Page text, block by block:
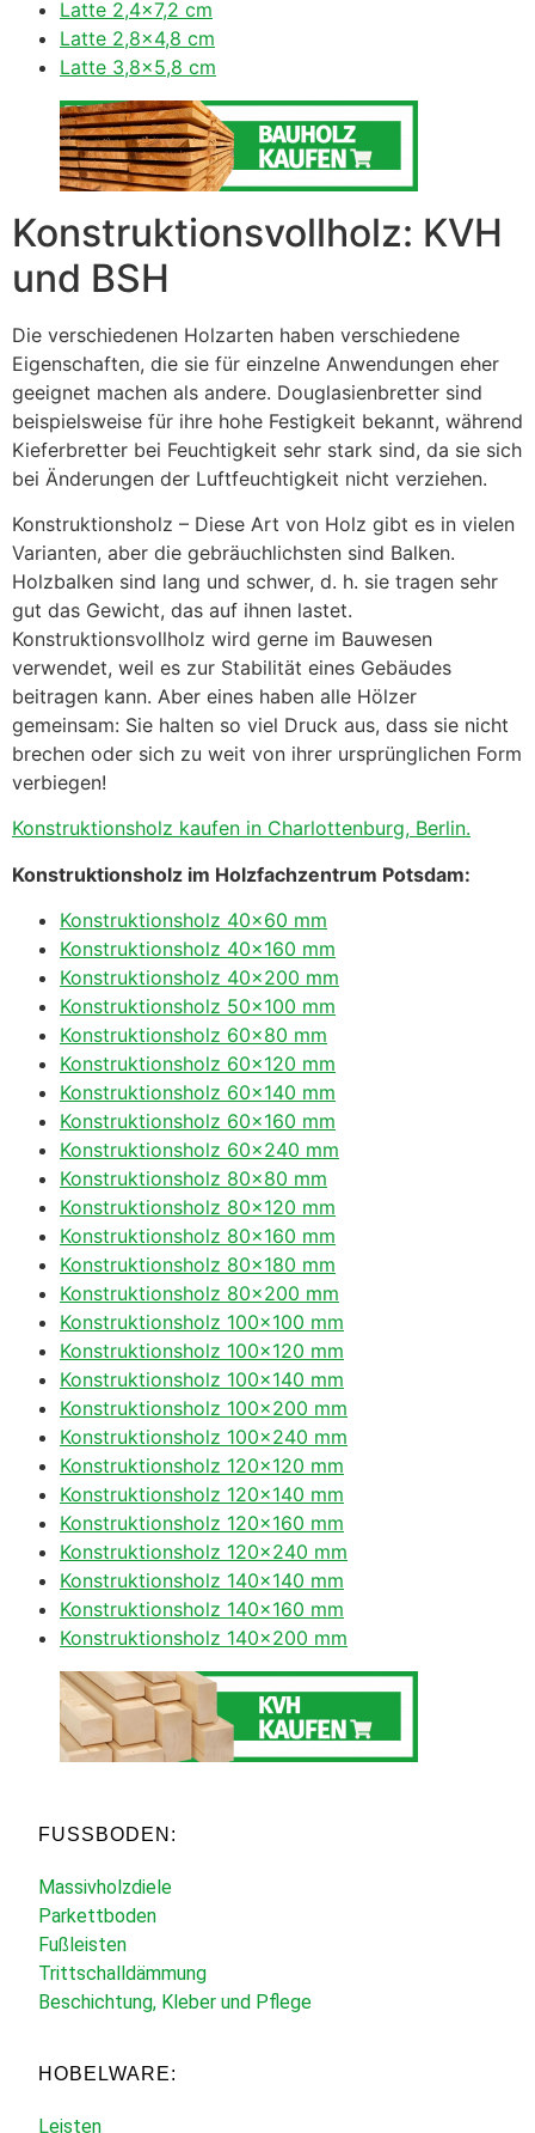
Latte 2,4×7,2 cm
Latte 2,8×4,8 cm
Latte 3,8×5,8 cm
Konstruktionsvollholz: KVH
und BSH
Die verschiedenen Holzarten haben verschiedene
Eigenschaften, die sie für einzelne Anwendungen eher
geeignet machen als andere. Douglasienbretter sind
beispielsweise für ihre hohe Festigkeit bekannt, während
Kieferbretter bei Feuchtigkeit sehr stark sind, da sie sich
bei Änderungen der Luftfeuchtigkeit nicht verziehen.
Konstruktionsholz – Diese Art von Holz gibt es in vielen
Varianten, aber die gebräuchlichsten sind Balken.
Holzbalken sind lang und schwer, d. h. sie tragen sehr
gut das Gewicht, das auf ihnen lastet.
Konstruktionsvollholz wird gerne im Bauwesen
verwendet, weil es zur Stabilität eines Gebäudes
beitragen kann. Aber eines haben alle Hölzer
gemeinsam: Sie halten so viel Druck aus, dass sie nicht
brechen oder sich zu weit von ihrer ursprünglichen Form
verbiegen!
Konstruktionsholz kaufen in Charlottenburg, Berlin.
Konstruktionsholz im Holzfachzentrum Potsdam:
Konstruktionsholz 40×60 mm
Konstruktionsholz 40×160 mm
Konstruktionsholz 40×200 mm
Konstruktionsholz 50×100 mm
Konstruktionsholz 60×80 mm
Konstruktionsholz 60×120 mm
Konstruktionsholz 60×140 mm
Konstruktionsholz 60×160 mm
Konstruktionsholz 60×240 mm
Konstruktionsholz 80×80 mm
Konstruktionsholz 80×120 mm
Konstruktionsholz 80×160 mm
Konstruktionsholz 80×180 mm
Konstruktionsholz 80×200 mm
Konstruktionsholz 100×100 mm
Konstruktionsholz 100×120 mm
Konstruktionsholz 100×140 mm
Konstruktionsholz 100×200 mm
Konstruktionsholz 100×240 mm
Konstruktionsholz 120×120 mm
Konstruktionsholz 120×140 mm
Konstruktionsholz 120×160 mm
Konstruktionsholz 120×240 mm
Konstruktionsholz 140×140 mm
Konstruktionsholz 140×160 mm
Konstruktionsholz 140×200 mm
FUSSBODEN:
Massivholzdiele
Parkettboden
Fußleisten
Trittschalldämmung
Beschichtung, Kleber und Pflege
HOBELWARE:
Leisten